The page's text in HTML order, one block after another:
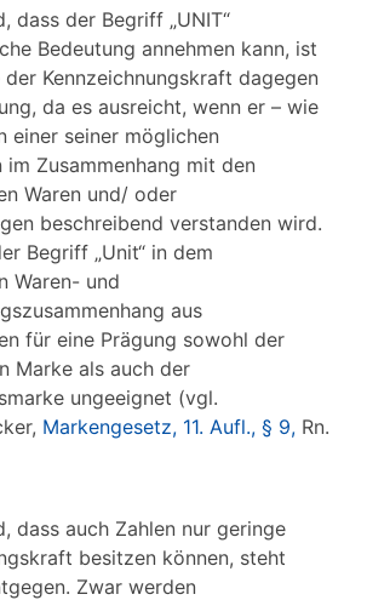
dass der Begriff „UNIT“
Bedeutung annehmen kann, ist
Kennzeichnungskraft dagegen
da es ausreicht, wenn er – wie
einer seiner möglichen
im Zusammenhang mit den
Waren und/ oder
beschreibend verstanden wird.
Begriff „Unit“ in dem
Waren- und
aus
für eine Prägung sowohl der
Marke als auch der
ungeeignet (vgl.
Markengesetz, 11. Aufl., § 9, Rn.
dass auch Zahlen nur geringe
besitzen können, steht
Zwar werden